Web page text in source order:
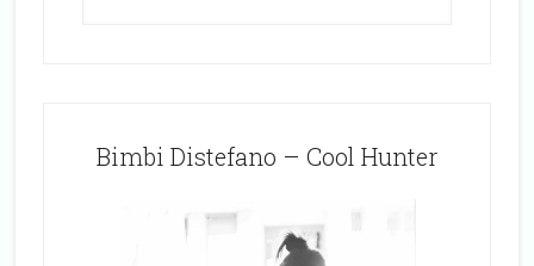
Bimbi Distefano – Cool Hunter